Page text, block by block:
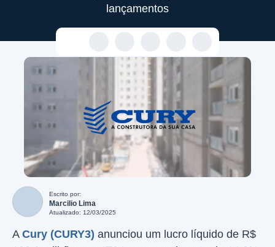
lançamentos
Escrito por:
Marcilio Lima
Atualizado: 12/03/2025
A Cury (CURY3) anunciou um lucro líquido de R$